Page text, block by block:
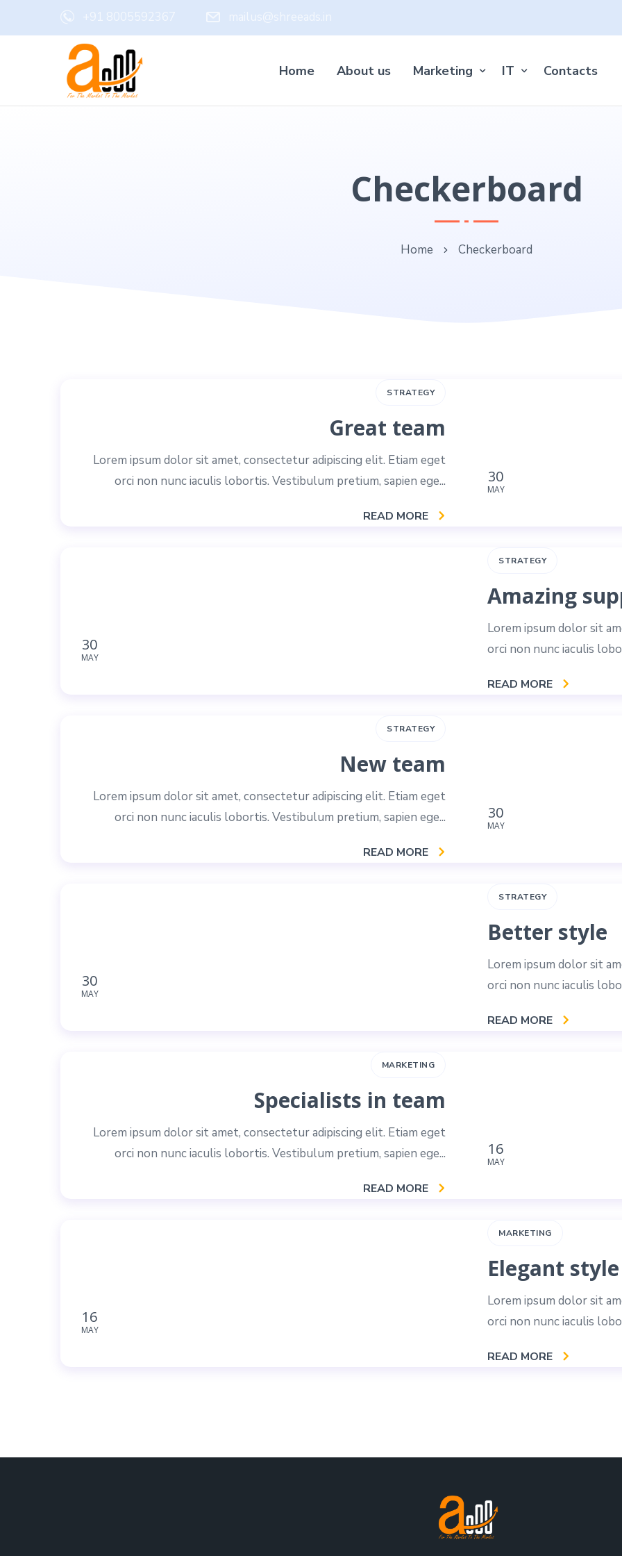
+91 8005592367 mailus@shreeads.in
Home About us Marketing IT Contacts
Checkerboard
Home Checkerboard
30
MAY
STRATEGY
Great team
Lorem ipsum dolor sit amet, consectetur adipiscing elit. Etiam eget
orci non nunc iaculis lobortis. Vestibulum pretium, sapien ege...
READ MORE
30
MAY
STRATEGY
Amazing
Lorem ipsum dolor sit
orci non nunc iaculis
READ MORE
30
MAY
STRATEGY
New team
Lorem ipsum dolor sit amet, consectetur adipiscing elit. Etiam eget
orci non nunc iaculis lobortis. Vestibulum pretium, sapien ege...
READ MORE
30
MAY
STRATEGY
Better style
Lorem ipsum dolor sit
orci non nunc iaculis
READ MORE
16
MAY
MARKETING
Specialists in team
Lorem ipsum dolor sit amet, consectetur adipiscing elit. Etiam eget
orci non nunc iaculis lobortis. Vestibulum pretium, sapien ege...
READ MORE
16
MAY
MARKETING
Elegant style
Lorem ipsum dolor sit
orci non nunc iaculis
READ MORE